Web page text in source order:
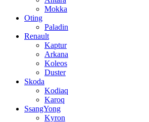
Mokka
Oting
Paladin
Renault
Kaptur
Arkana
Koleos
Duster
Skoda
Kodiaq
Karoq
SsangYong
Kyron